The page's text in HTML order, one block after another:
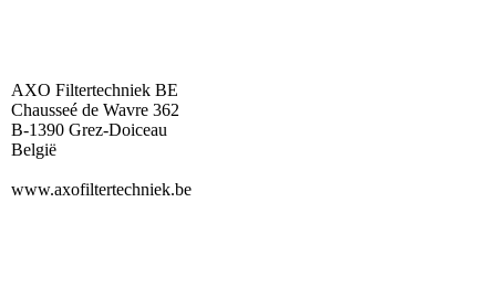
AXO Filtertechniek BE
Chausseé de Wavre 362
B-1390 Grez-Doiceau
België
www.axofiltertechniek.be